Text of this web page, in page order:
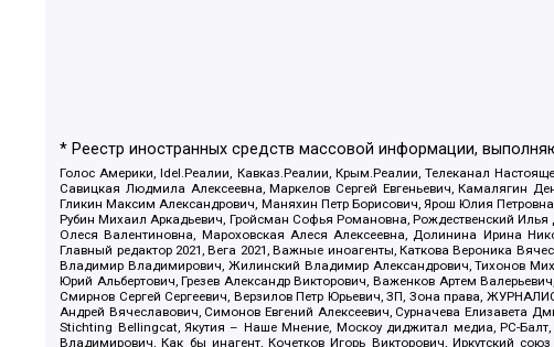
* Реестр иностранных средств массовой информации,
Голос Америки, Idel.Реалии, Кавказ.Реалии, Крым.Реалии, Телеканал
Савицкая Людмила Алексеевна, Маркелов Сергей Евгеньевич, Камалягин
Гликин Максим Александрович, Маняхин Петр Борисович, Ярош Юлия
Рубин Михаил Аркадьевич, Гройсман Софья Романовна, Рождественский
Олеся Валентиновна, Мароховская Алеся Алексеевна, Долинина Ирина
Главный редактор 2021, Вега 2021, Важные иноагенты, Каткова Вероника
Владимир Владимирович, Жилинский Владимир Александрович, Тихонов
Юрий Альбертович, Грезев Александр Викторович, Важенков Артем
Смирнов Сергей Сергеевич, Верзилов Петр Юрьевич, ЗП, Зона права,
Андрей Вячеславович, Симонов Евгений Алексеевич, Сурначева Елизавета
Stichting Bellingcat, Якутия – Наше Мнение, Москоу диджитал медиа, РС-
Владимирович, Как бы инагент, Кочетков Игорь Викторович, Иркутский